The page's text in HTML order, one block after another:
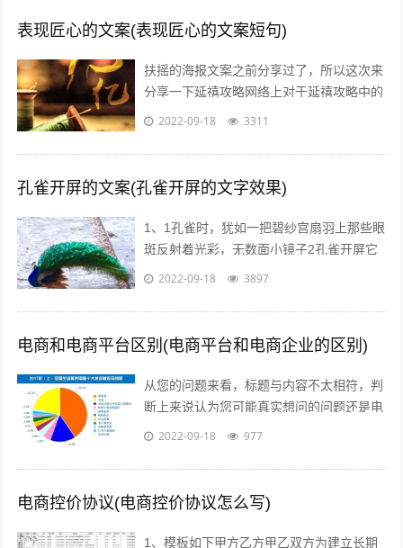
表现匠心的文案(表现匠心的文案短句)
扶摇的海报文案之前分享过了，所以这次来
分享一下延禧攻略网络上对于延禧攻略中的
服饰画风妆容都一致的满意，非常符合历史
2022-09-18 3311
孔雀开屏的文案(孔雀开屏的文字效果)
1、1孔雀时，犹如一把碧纱宫扇羽上那些眼
斑反射着光彩，无数面小镜子2孔雀开屏它
的羽毛吸引着每一个人，但我呢，但其他人
2022-09-18 3897
电商和电商平台区别(电商平台和电商企业的区别)
从您的问题来看，标题与内容不太相符，判
断上来说认为您可能真实想问的问题还是电
商真的挣钱吗能挣多少美容的行业怎么样在
2022-09-18 977
电商控价协议(电商控价协议怎么写)
1、模板如下甲方乙方甲乙双方为建立长期